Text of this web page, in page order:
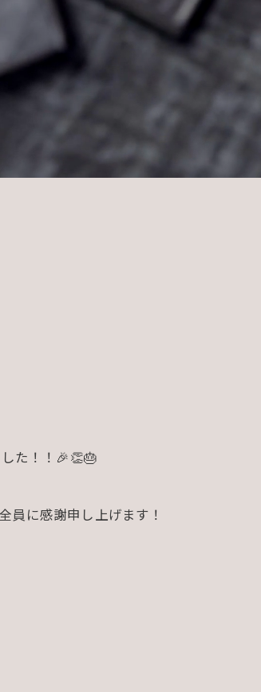
た！！🎉👏🎂
員に感謝申し上げます！